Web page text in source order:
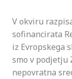
V okviru
sofinancirata
iz Evropskega
smo v podjetju
nepovratna